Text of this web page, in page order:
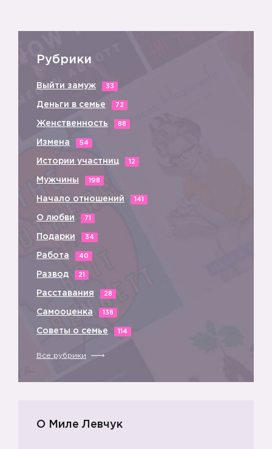
Рубрики
Выйти замуж 33
Деньги в семье 72
Женственность 88
Измена 54
Истории участниц 12
Мужчины 198
Начало отношений 141
О любви 71
Подарки 34
Работа 40
Развод 21
Расставания 28
Самооценка 138
Советы о семье 114
Все рубрики
О Миле Левчук